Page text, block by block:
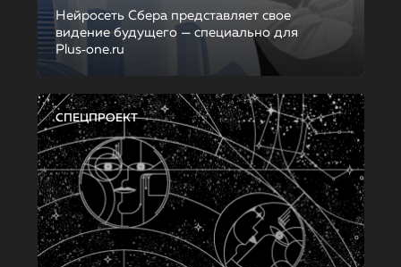
Нейросеть Сбера представляет свое
видение будущего — специально для
Plus‑one.ru
СПЕЦПРОЕКТ